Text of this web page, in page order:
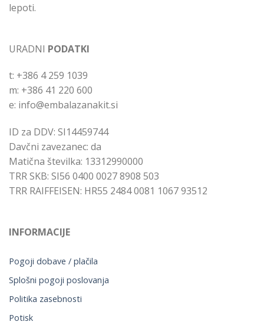
lepoti.
URADNI PODATKI
t: +386 4 259 1039
m: +386 41 220 600
e: info@embalazanakit.si
ID za DDV: SI14459744
Davčni zavezanec: da
Matična številka: 13312990000
TRR SKB: SI56 0400 0027 8908 503
TRR RAIFFEISEN: HR55 2484 0081 1067 93512
INFORMACIJE
Pogoji dobave / plačila
Splošni pogoji poslovanja
Politika zasebnosti
Potisk